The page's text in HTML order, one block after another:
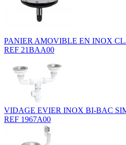
PANIER AMOVIBLE EN INOX
REF 21BAA00
VIDAGE EVIER INOX BI-BAC
REF 1967A00